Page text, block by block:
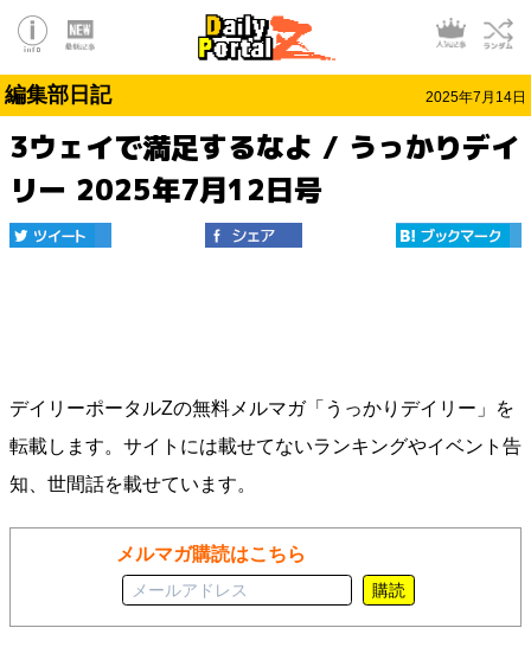
編集部日記 2025年7月14日
3ウェイで満足するなよ / うっかりデイ
リー 2025年7月12日号
デイリーポータルZの無料メルマガ「うっかりデイリー」を
転載します。サイトには載せてないランキングやイベント告
知、世間話を載せています。
メルマガ購読はこちら
購読